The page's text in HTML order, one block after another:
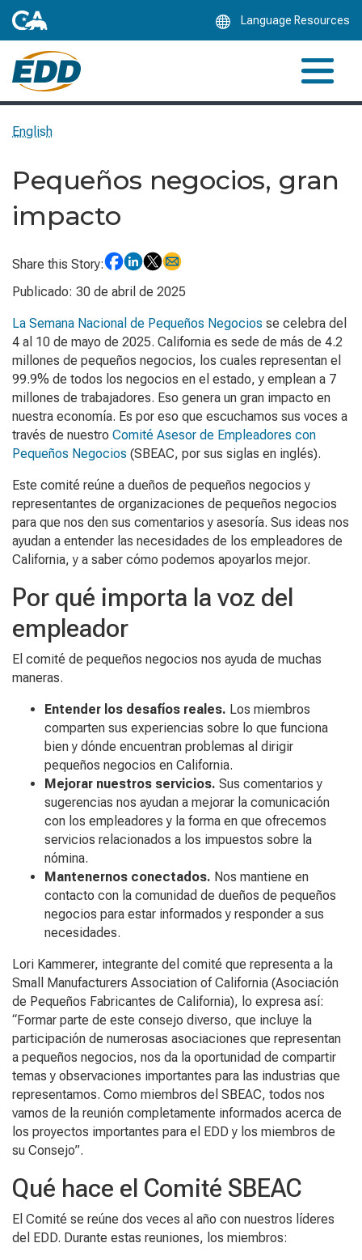
Language Resources
English
Pequeños negocios, gran
impacto
Share this Story:
Publicado: 30 de abril de 2025
La Semana Nacional de Pequeños Negocios se celebra del
4 al 10 de mayo de 2025. California es sede de más de 4.2
millones de pequeños negocios, los cuales representan el
99.9% de todos los negocios en el estado, y emplean a 7
millones de trabajadores. Eso genera un gran impacto en
nuestra economía. Es por eso que escuchamos sus voces a
través de nuestro Comité Asesor de Empleadores con
Pequeños Negocios (SBEAC, por sus siglas en inglés).
Este comité reúne a dueños de pequeños negocios y
representantes de organizaciones de pequeños negocios
para que nos den sus comentarios y asesoría. Sus ideas nos
ayudan a entender las necesidades de los empleadores de
California, y a saber cómo podemos apoyarlos mejor.
Por qué importa la voz del
empleador
El comité de pequeños negocios nos ayuda de muchas
maneras.
Entender los desafíos reales. Los miembros
comparten sus experiencias sobre lo que funciona
bien y dónde encuentran problemas al dirigir
pequeños negocios en California.
Mejorar nuestros servicios. Sus comentarios y
sugerencias nos ayudan a mejorar la comunicación
con los empleadores y la forma en que ofrecemos
servicios relacionados a los impuestos sobre la
nómina.
Mantenernos conectados. Nos mantiene en
contacto con la comunidad de dueños de pequeños
negocios para estar informados y responder a sus
necesidades.
Lori Kammerer, integrante del comité que representa a la
Small Manufacturers Association of California (Asociación
de Pequeños Fabricantes de California), lo expresa así:
“Formar parte de este consejo diverso, que incluye la
participación de numerosas asociaciones que representan
a pequeños negocios, nos da la oportunidad de compartir
temas y observaciones importantes para las industrias que
representamos. Como miembros del SBEAC, todos nos
vamos de la reunión completamente informados acerca de
los proyectos importantes para el EDD y los miembros de
su Consejo”.
Qué hace el Comité SBEAC
El Comité se reúne dos veces al año con nuestros líderes
del EDD. Durante estas reuniones, los miembros: